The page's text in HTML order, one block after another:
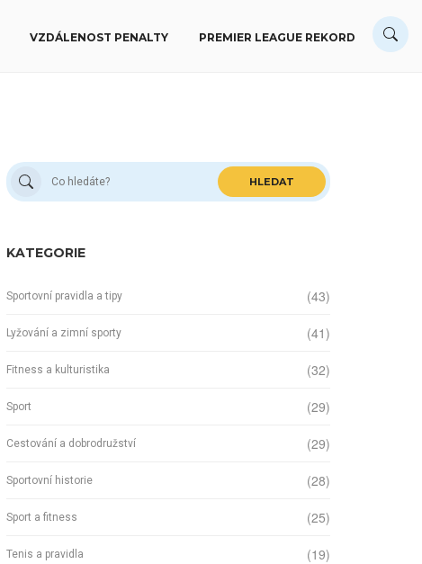
VZDÁLENOST PENALTY PREMIER LEAGUE REKORD
HLEDAT
KATEGORIE
Sportovní pravidla a tipy (43)
Lyžování a zimní sporty (41)
Fitness a kulturistika (32)
Sport (29)
Cestování a dobrodružství (29)
Sportovní historie (28)
Sport a fitness (25)
Tenis a pravidla (19)